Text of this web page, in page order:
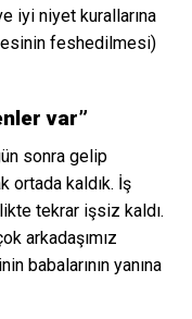
iyi niyet kurallarına
feshedilmesi)
var”
sonra gelip
ortada kaldık. İş
tekrar işsiz kaldı.
arkadaşımız
babalarının yanına